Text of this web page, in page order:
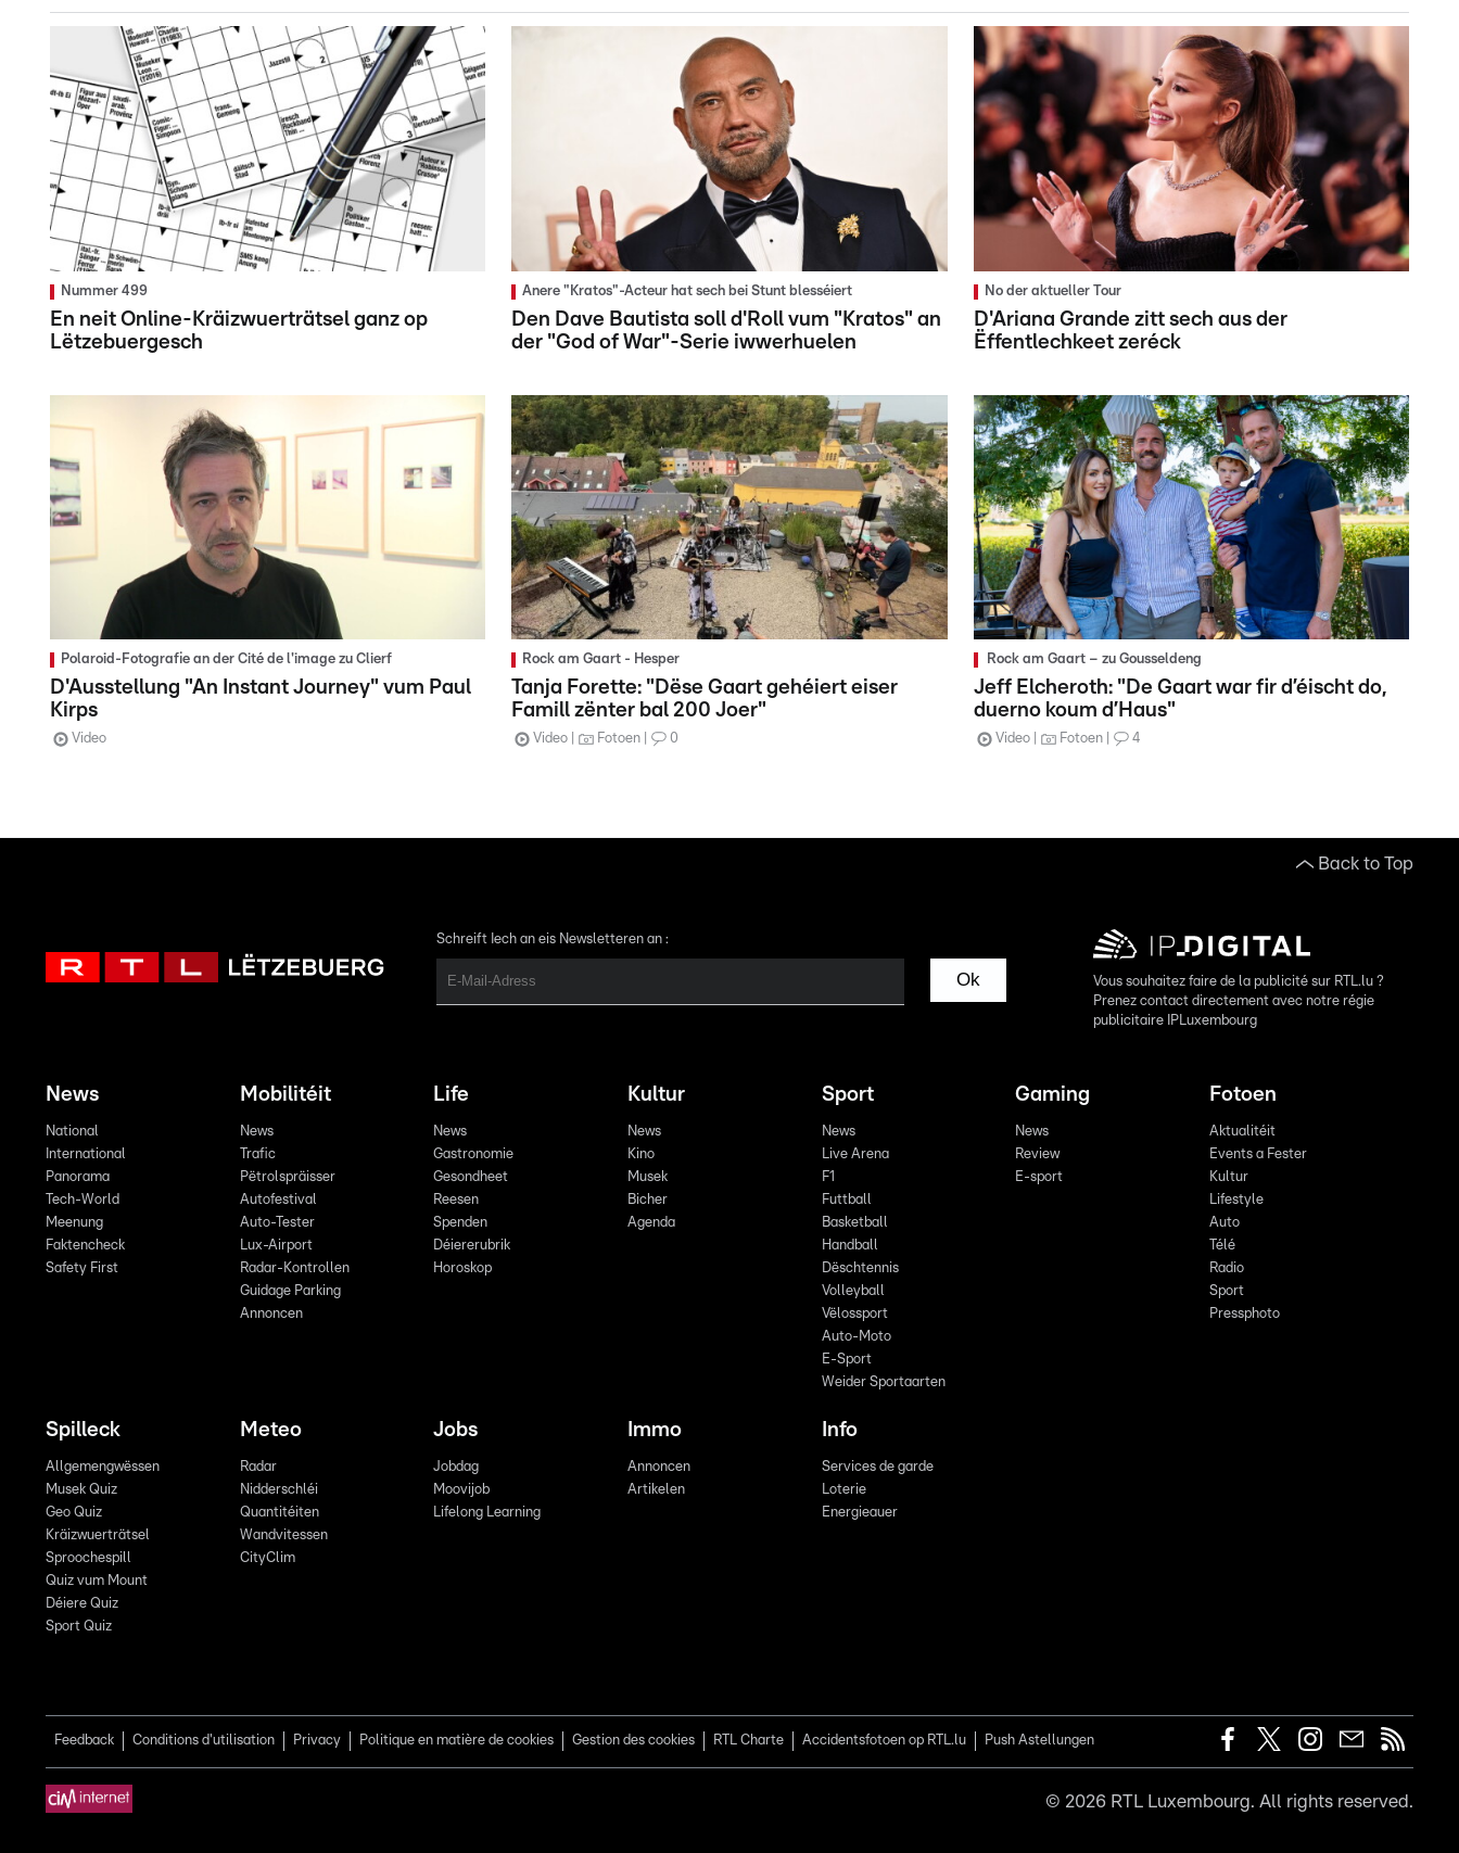
Nummer 499
En neit Online-Kräizwuerträtsel ganz op
Lëtzebuergesch
Anere "Kratos"-Acteur hat sech bei Stunt blesséiert
Den Dave Bautista soll d'Roll vum "Kratos" an
der "God of War"-Serie iwwerhuelen
No der aktueller Tour
D'Ariana Grande zitt sech aus der
Ëffentlechkeet zeréck
Polaroid-Fotografie an der Cité de l'image zu Clierf
D'Ausstellung "An Instant Journey" vum Paul
Kirps
Video
Rock am Gaart - Hesper
Tanja Forette: "Dëse Gaart gehéiert eiser
Famill zënter bal 200 Joer"
Video Fotoen 0
Rock am Gaart – zu Gousseldeng
Jeff Elcheroth: "De Gaart war fir d’éischt do,
duerno koum d’Haus"
Video Fotoen 4
Back to Top
Schreift Iech an eis Newsletteren an :
Ok
Vous souhaitez faire de la publicité sur RTL.lu ?
Prenez contact directement avec notre régie
publicitaire IPLuxembourg
News
National
International
Panorama
Tech-World
Meenung
Faktencheck
Safety First
Mobilitéit
News
Trafic
Pëtrolspräisser
Autofestival
Auto-Tester
Lux-Airport
Radar-Kontrollen
Guidage Parking
Annoncen
Life
News
Gastronomie
Gesondheet
Reesen
Spenden
Déiererubrik
Horoskop
Kultur
News
Kino
Musek
Bicher
Agenda
Sport
News
Live Arena
F1
Futtball
Basketball
Handball
Dëschtennis
Volleyball
Vëlossport
Auto-Moto
E-Sport
Weider Sportaarten
Gaming
News
Review
E-sport
Fotoen
Aktualitéit
Events a Fester
Kultur
Lifestyle
Auto
Télé
Radio
Sport
Pressphoto
Spilleck
Allgemengwëssen
Musek Quiz
Geo Quiz
Kräizwuerträtsel
Sproochespill
Quiz vum Mount
Déiere Quiz
Sport Quiz
Meteo
Radar
Nidderschléi
Quantitéiten
Wandvitessen
CityClim
Jobs
Jobdag
Moovijob
Lifelong Learning
Immo
Annoncen
Artikelen
Info
Services de garde
Loterie
Energieauer
Feedback Conditions d'utilisation Privacy Politique en matière de cookies Gestion des cookies RTL Charte Accidentsfotoen op RTL.lu Push Astellungen
© 2026 RTL Luxembourg. All rights reserved.